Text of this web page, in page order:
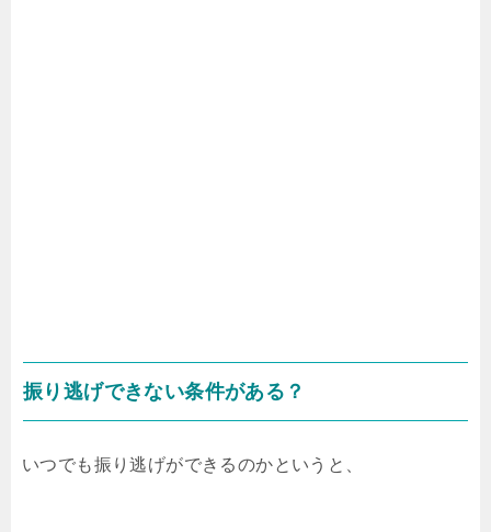
振り逃げできない条件がある？
いつでも振り逃げができるのかというと、